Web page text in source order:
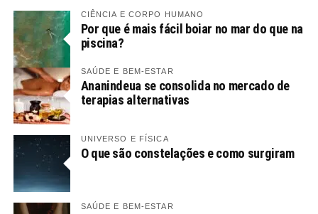
CIÊNCIA E CORPO HUMANO
Por que é mais fácil boiar no mar do que na
piscina?
SAÚDE E BEM-ESTAR
Ananindeua se consolida no mercado de
terapias alternativas
UNIVERSO E FÍSICA
O que são constelações e como surgiram
SAÚDE E BEM-ESTAR